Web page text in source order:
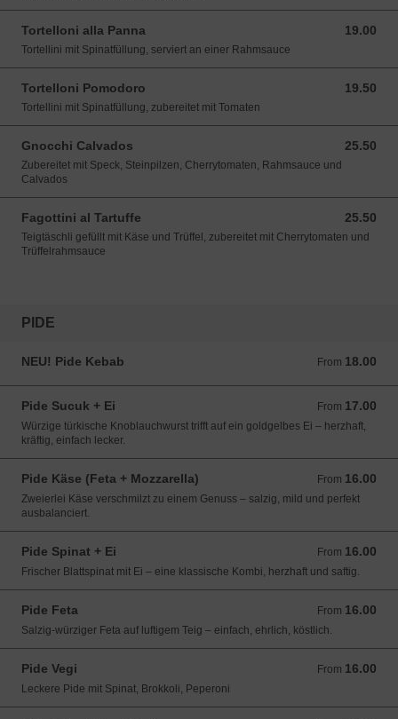
Tortelloni alla Panna 19.00
19.00 CHF
Tortellini mit Spinatfüllung, serviert an einer Rahmsauce
Tortelloni Pomodoro 19.50
19.50 CHF
Tortellini mit Spinatfüllung, zubereitet mit Tomaten
Gnocchi Calvados 25.50
25.50 CHF
Zubereitet mit Speck, Steinpilzen, Cherrytomaten, Rahmsauce und
Calvados
Fagottini al Tartuffe 25.50
25.50 CHF
Teigtäschli gefüllt mit Käse und Trüffel, zubereitet mit Cherrytomaten und
Trüffelrahmsauce
PIDE
NEU! Pide Kebab From 18.00
From 18.00 CHF
Pide Sucuk + Ei From 17.00
From 17.00 CHF
Würzige türkische Knoblauchwurst trifft auf ein goldgelbes Ei – herzhaft,
kräftig, einfach lecker.
Pide Käse (Feta + Mozzarella) From 16.00
From 16.00 CHF
Zweierlei Käse verschmilzt zu einem Genuss – salzig, mild und perfekt
ausbalanciert.
Pide Spinat + Ei From 16.00
From 16.00 CHF
Frischer Blattspinat mit Ei – eine klassische Kombi, herzhaft und saftig.
Pide Feta From 16.00
From 16.00 CHF
Salzig-würziger Feta auf luftigem Teig – einfach, ehrlich, köstlich.
Pide Vegi From 16.00
From 16.00 CHF
Leckere Pide mit Spinat, Brokkoli, Peperoni